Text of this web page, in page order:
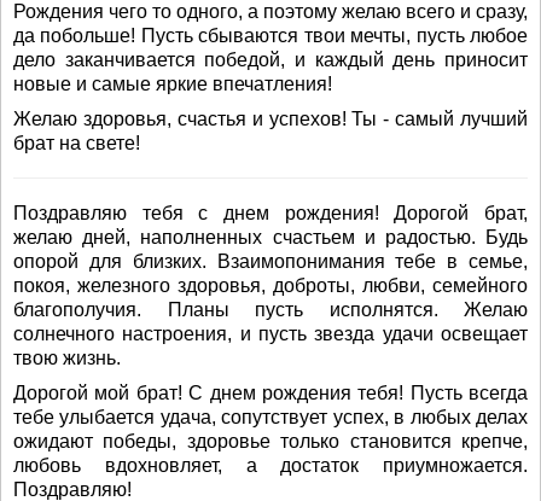
Рождения чего то одного, а поэтому желаю всего и сразу,
да побольше! Пусть сбываются твои мечты, пусть любое
дело заканчивается победой, и каждый день приносит
новые и самые яркие впечатления!
Желаю здоровья, счастья и успехов! Ты - самый лучший
брат на свете!
Поздравляю тебя с днем рождения! Дорогой брат,
желаю дней, наполненных счастьем и радостью. Будь
опорой для близких. Взаимопонимания тебе в семье,
покоя, железного здоровья, доброты, любви, семейного
благополучия. Планы пусть исполнятся. Желаю
солнечного настроения, и пусть звезда удачи освещает
твою жизнь.
Дорогой мой брат! С днем рождения тебя! Пусть всегда
тебе улыбается удача, сопутствует успех, в любых делах
ожидают победы, здоровье только становится крепче,
любовь вдохновляет, а достаток приумножается.
Поздравляю!